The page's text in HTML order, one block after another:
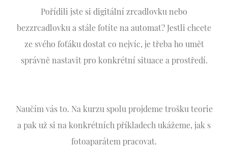
Pořídili jste si digitální zrcadlovku nebo
bezzrcadlovku a stále fotíte na automat? Jestli chcete
ze svého foťáku dostat co nejvíc, je třeba ho umět
správně nastavit pro konkrétní situace a prostředí.
Naučím vás to. Na kurzu spolu projdeme trošku teorie
a pak už si na konkrétních příkladech ukážeme, jak s
fotoaparátem pracovat.